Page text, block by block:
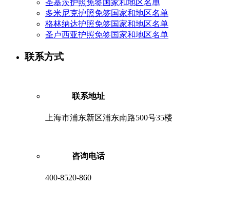
圣基茨护照免签国家和地区名单
多米尼克护照免签国家和地区名单
格林纳达护照免签国家和地区名单
圣卢西亚护照免签国家和地区名单
联系方式
联系地址
上海市浦东新区浦东南路500号35楼
咨询电话
400-8520-860